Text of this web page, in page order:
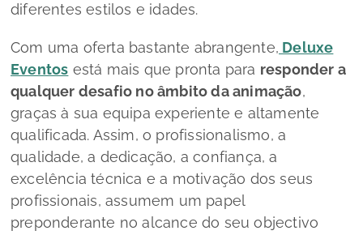
diferentes estilos e idades.
Com uma oferta bastante abrangente, Deluxe
Eventos está mais que pronta para responder a
qualquer desafio no âmbito da animação,
graças à sua equipa experiente e altamente
qualificada. Assim, o profissionalismo, a
qualidade, a dedicação, a confiança, a
excelência técnica e a motivação dos seus
profissionais, assumem um papel
preponderante no alcance do seu objectivo